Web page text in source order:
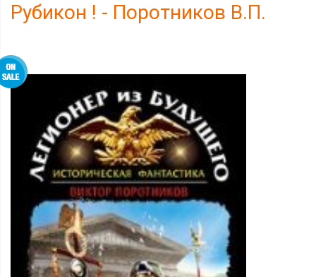
Рубикон ! - Поротников В.П.